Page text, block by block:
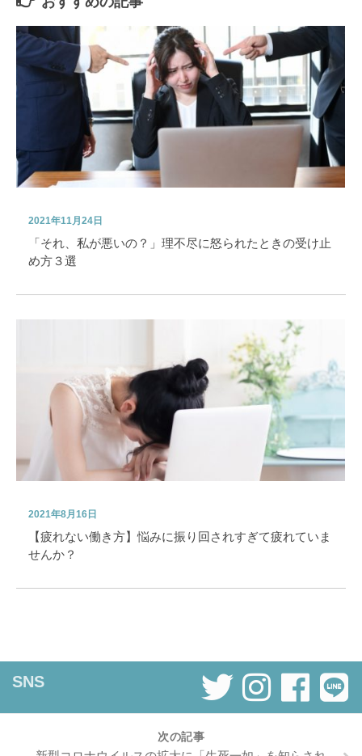
2021年11月24日
「それ、私が悪いの？」理不尽に怒られたときの受け止
め方３選
2021年8月16日
【疲れない働き方】悩みに振り回されすぎて疲れていま
せんか？
SNS
次の記事